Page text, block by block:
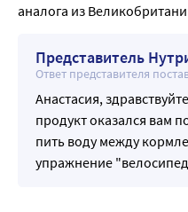
аналога из
Представитель
Ответ представителя
Анастасия,
продукт оказался вам
пить воду между
упражнение